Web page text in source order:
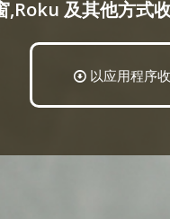
,Roku 及其他方式
以应用程序